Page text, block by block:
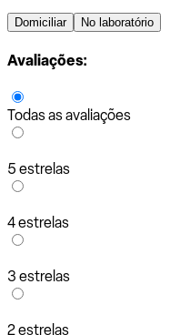
Domiciliar No laboratório
Avaliações:
Todas as avaliações
5 estrelas
4 estrelas
3 estrelas
2 estrelas